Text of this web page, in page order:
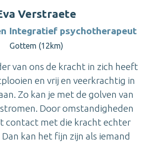
Verstraete
Integratief psychotherapeut
Gottem (12km)
van ons de kracht in zich heeft
en vrij en veerkrachtig in
Zo kan je met de golven van
Door omstandigheden
contact met die kracht echter
kan het fijn zijn als iemand